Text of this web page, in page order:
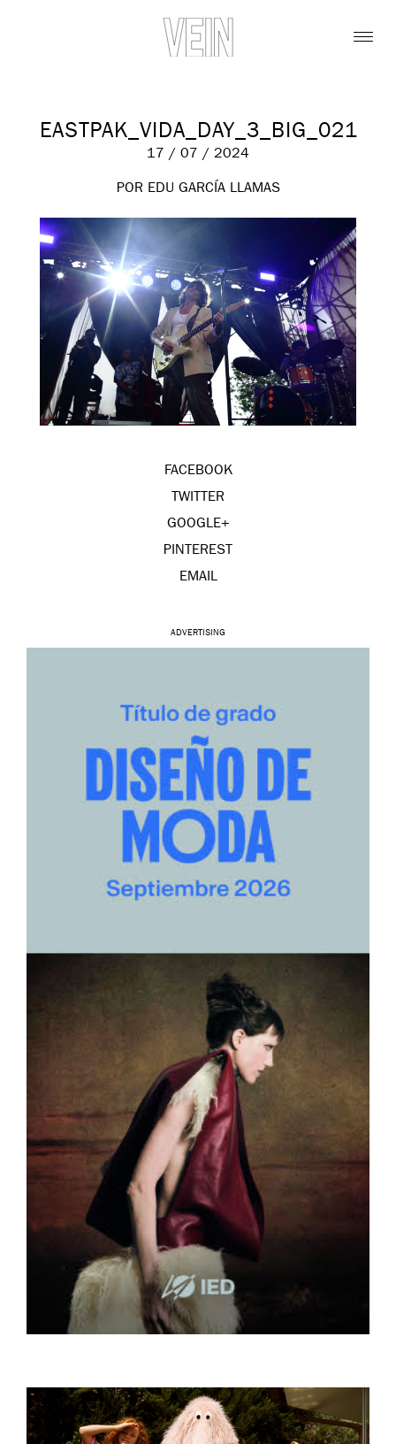
EASTPAK_VIDA_DAY_3_BIG_021
17 / 07 / 2024
POR EDU GARCÍA LLAMAS
FACEBOOK
TWITTER
GOOGLE+
PINTEREST
EMAIL
ADVERTISING